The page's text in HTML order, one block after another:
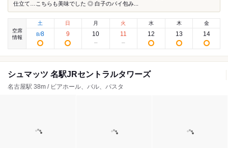
仕立て…こちらも美味でした ◎ 白子のパイ包み...
空席
情報
土
8/8
日
9
月
10
火
11
水
12
木
13
金
14
シュマッツ 名駅JRセントラルタワーズ
名古屋駅 38m / ビアホール、バル、パスタ